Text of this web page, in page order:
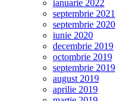
ianuarie 2022
septembrie 2021
septembrie 2020
iunie 2020
decembrie 2019
octombrie 2019
septembrie 2019
august 2019
aprilie 2019